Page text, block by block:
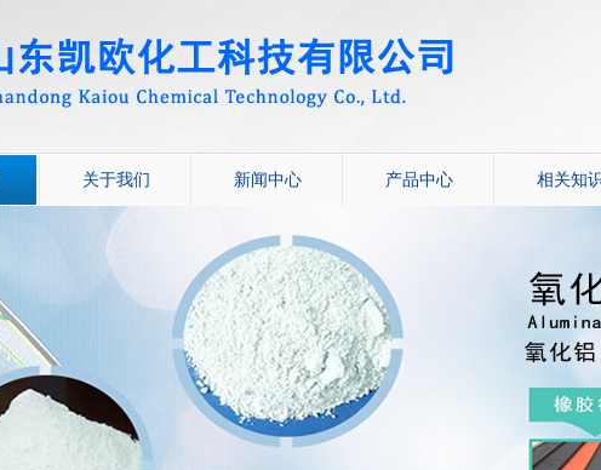
关于我们 新闻中心 产品中心 相关知